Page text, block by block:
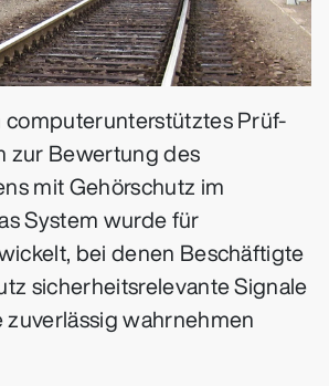
computerunterstütztes Prüf-
zur Bewertung des
mit Gehörschutz im
System wurde für
bei denen Beschäftigte
sicherheitsrelevante Signale
zuverlässig wahrnehmen